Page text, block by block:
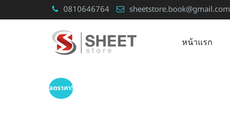
to
0810646764 sheetstore.book@gmail.com
หน้าแรก
ลดราคา!